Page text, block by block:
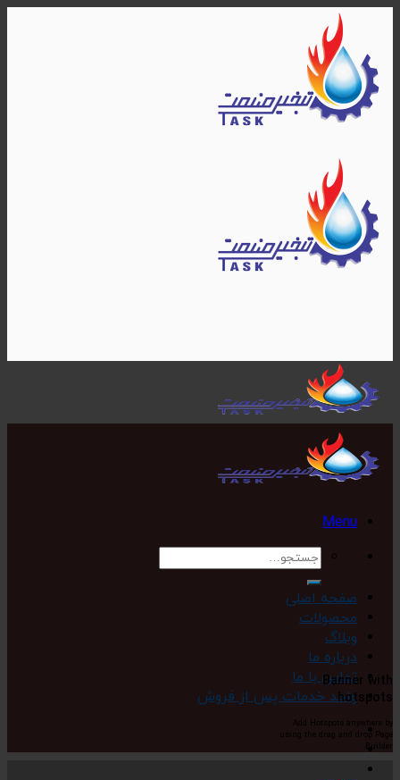
content
Menu
جستجو
برای:
صفحه اصلی
محصولات
وبلاگ
درباره ما
تماس با ما
واحد خدمات پس از فروش
Banner with
hotspots
Add Hotspots anywhere by
using the drag and drop Page
Builder.